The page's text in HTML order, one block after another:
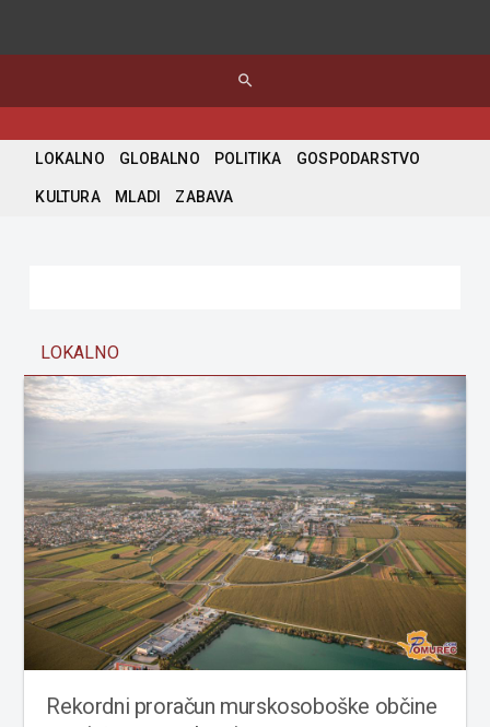
search
LOKALNO GLOBALNO POLITIKA GOSPODARSTVO
KULTURA MLADI ZABAVA
LOKALNO
Rekordni proračun murskosoboške občine